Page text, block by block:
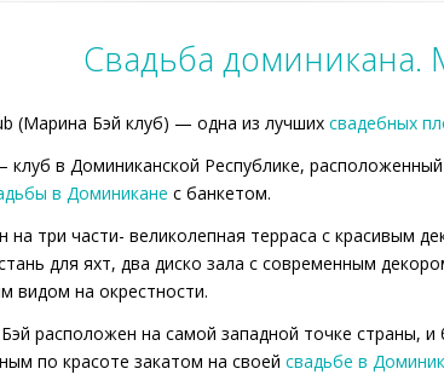
Cвадьба доминикана.
(Марина Бэй клуб) — одна из лучших свадебных
в Доминиканской Республике,
в Доминикане с банкетом.
на три части- великолепная терраса с красивым
для яхт, два диско зала с современным
видом на окрестности.
расположен на самой западной точке страны,
по красоте закатом на своей свадьбе в